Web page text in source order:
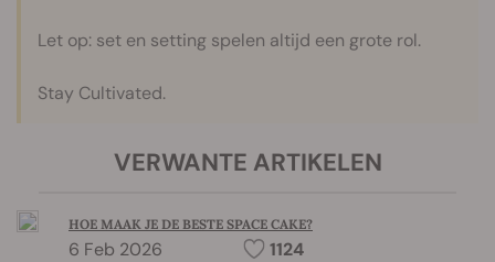
Let op: set en setting spelen altijd een grote rol.
Stay Cultivated.
VERWANTE ARTIKELEN
HOE MAAK JE DE BESTE SPACE CAKE?
6 Feb 2026 1124